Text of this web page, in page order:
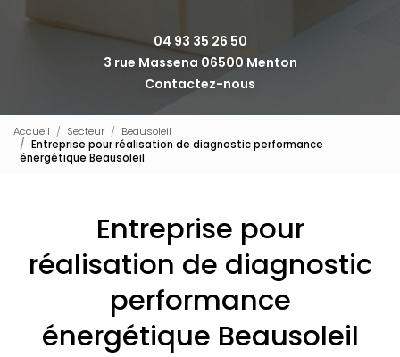
04 93 35 26 50
3 rue Massena 06500 Menton
Contactez-nous
Accueil Secteur
Beausoleil
Entreprise pour réalisation de diagnostic performance
énergétique Beausoleil
Entreprise pour
réalisation de diagnostic
performance
énergétique Beausoleil